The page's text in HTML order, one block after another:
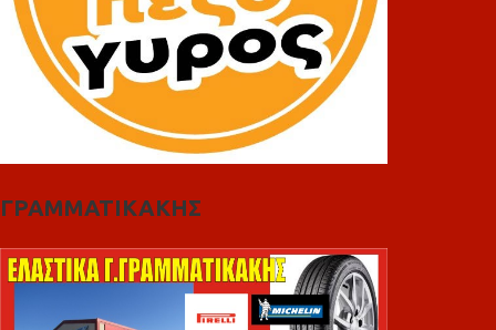
ΓΡΑΜΜΑΤΙΚΑΚΗΣ